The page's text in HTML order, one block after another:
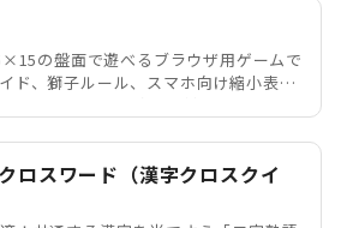
の盤面で遊べるブラウザ用ゲームで
ド、獅子ルール、スマホ向け縮小表
ロスワード（漢字クロスクイ